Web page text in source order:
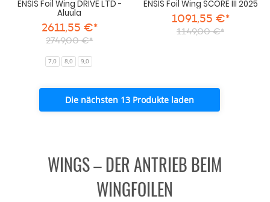
ENSIS Foil Wing DRIVE LTD -
Aluula
2611,55 €*
2749,00 €*
7,0 8,0 9,0
ENSIS Foil Wing SCORE III 2025
1091,55 €*
1149,00 €*
Die nächsten 13 Produkte laden
WINGS – DER ANTRIEB BEIM
WINGFOILEN